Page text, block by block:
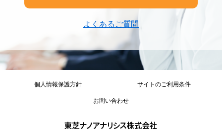
よくあるご質問
個人情報保護方針 サイトのご利用条件
お問い合わせ